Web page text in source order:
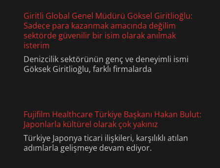
Giritli Global Genel Müdürü Göksel Giritlioğlu:
Sadece para kazanmak amacında değilim
sektörde güvenilir bir isim olarak anılmak
isterim
Denizcilik sektörünün genç ve deneyimli ismi
Göksek Giritlioğlu, farklı firmalarda
Fujifilm Healthcare Türkiye Başkanı Hakan Bulut:
Japonlarla kültürel olarak çok yakınız
Türkiye Japonya ticari ilişkileri, karşılıklı atılan
adımlarla gelişmeye devam ediyor.